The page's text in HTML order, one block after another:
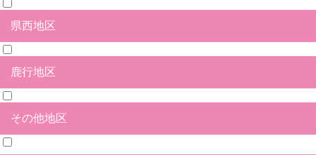
石岡市
土浦市
つくば市
牛久市
龍ヶ崎市
取手市
守谷市
かすみがうら市
つくばみらい市
小美玉市
稲敷市
稲敷郡美浦村
稲敷郡阿見町
稲敷郡河内町
北相馬郡利根町
県西地区
結城市
筑西市
下妻市
常総市
坂東市
古河市
桜川市
結城郡八千代町
猿島郡五霞町
猿島郡境町
鹿行地区
鉾田市
鹿嶋市
神栖市
行方市
潮来市
その他地区